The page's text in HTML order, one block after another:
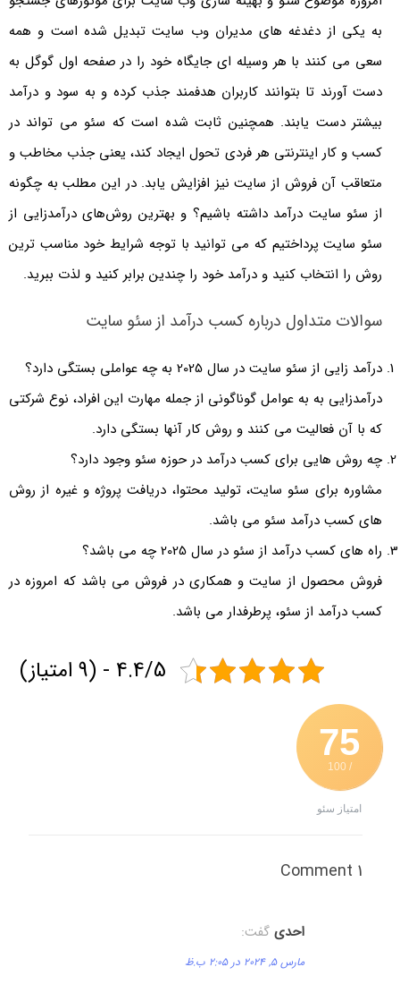
به یکی از دغدغه های مدیران وب سایت تبدیل شده است و همه
سعی می کنند با هر وسیله ای جایگاه خود را در صفحه اول گوگل به
دست آورند تا بتوانند کاربران هدفمند جذب کرده و به سود و درآمد
بیشتر دست یابند. همچنین ثابت شده است که سئو می تواند در
کسب و کار اینترنتی هر فردی تحول ایجاد کند، یعنی جذب مخاطب و
متعاقب آن فروش از سایت نیز افزایش یابد. در این مطلب به چگونه
از سئو سایت درآمد داشته باشیم؟ و بهترین روش‌های درآمدزایی از
سئو سایت پرداختیم که می توانید با توجه شرایط خود مناسب ترین
روش را انتخاب کنید و درآمد خود را چندین برابر کنید و لذت ببرید.
سوالات متداول درباره کسب درآمد از سئو سایت
درآمد زایی از سئو سایت در سال 2025 به چه عواملی بستگی دارد؟
درآمدزایی به به عوامل گوناگونی از جمله مهارت این افراد، نوع شرکتی
که با آن فعالیت می کنند و روش کار آنها بستگی دارد.
چه روش هایی برای کسب درآمد در حوزه سئو وجود دارد؟
مشاوره برای سئو سایت، تولید محتوا، دریافت پروژه و غیره از روش
های کسب درآمد سئو می باشد.
راه های کسب درآمد از سئو در سال 2025 چه می باشد؟
فروش محصول از سایت و همکاری در فروش می باشد که امروزه در
کسب درآمد از سئو، پرطرفدار می باشد.
4.4/5 - (9 امتیاز)
75
/ 100
امتیاز سئو
احدی گفت:
مارس 5, 2024 در 2:05 ب.ظ